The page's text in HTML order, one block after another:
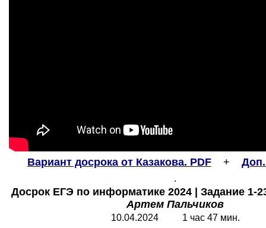
Вариант досрока от Казакова. PDF +
.
Досрок ЕГЭ по информатике 2024 | Задание 1-
Артем Пальчиков
10.04.2024 1 час 47 мин.